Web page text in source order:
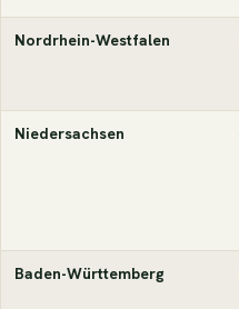
Nordrhein-Westfalen
Niedersachsen
Baden-Württemberg